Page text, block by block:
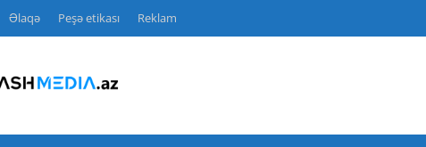
Əlaqə Peşə etikası Reklam